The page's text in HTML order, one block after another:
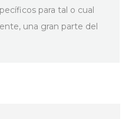
para tal o cual
una gran parte del